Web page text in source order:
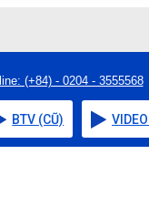
(+84) - 0204 - 3555568
BTV (CŨ) VIDEO